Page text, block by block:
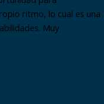
ritmo, lo cual es una
Muy